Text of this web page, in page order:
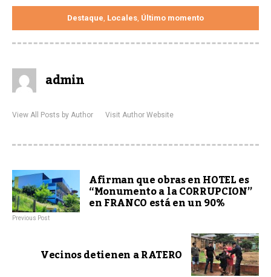
Destaque, Locales, Último momento
admin
View All Posts by Author Visit Author Website
Afirman que obras en HOTEL es
“Monumento a la CORRUPCION”
en FRANCO está en un 90%
Previous Post
Vecinos detienen a RATERO